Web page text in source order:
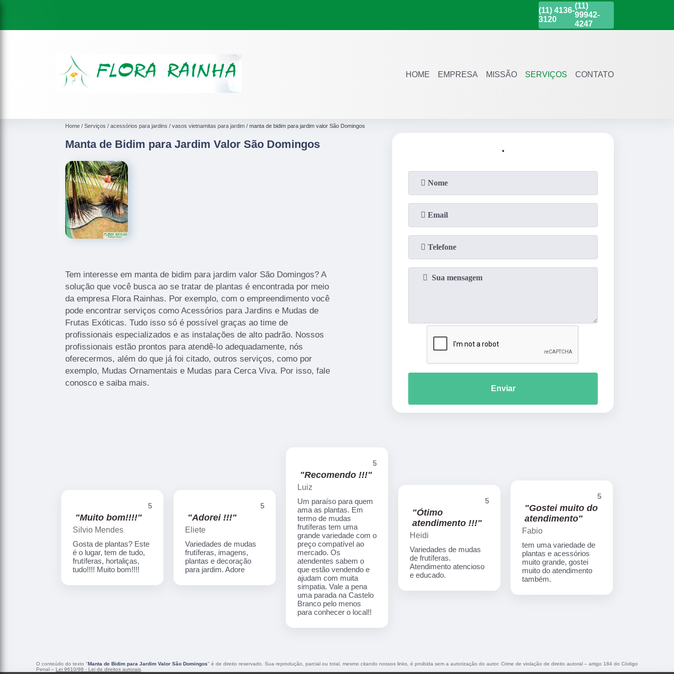
(11) 4136-
3120
(11)
99942-
4247
HOME EMPRESA MISSÃO SERVIÇOS CONTATO
Home Serviços acessórios para jardins vasos vietnamitas para jardim manta de bidim para jardim valor São Domingos
Manta de Bidim para Jardim Valor São Domingos
Tem interesse em manta de bidim para jardim valor São Domingos? A
solução que você busca ao se tratar de plantas é encontrada por meio
da empresa Flora Rainhas. Por exemplo, com o empreendimento você
pode encontrar serviços como Acessórios para Jardins e Mudas de
Frutas Exóticas. Tudo isso só é possível graças ao time de
profissionais especializados e as instalações de alto padrão. Nossos
profissionais estão prontos para atendê-lo adequadamente, nós
oferecermos, além do que já foi citado, outros serviços, como por
exemplo, Mudas Ornamentais e Mudas para Cerca Viva. Por isso, fale
conosco e saiba mais.
.
Enviar
5
"Muito bom!!!!"
Silvio Mendes
Gosta de plantas? Este
é o lugar, tem de tudo,
frutíferas, hortaliças,
tudo!!!! Muito bom!!!!
5
"Adorei !!!"
Eliete
Variedades de mudas
frutíferas, imagens,
plantas e decoração
para jardim. Adore
5
"Recomendo !!!"
Luiz
Um paraíso para quem
ama as plantas. Em
termo de mudas
frutíferas tem uma
grande variedade com o
preço compatível ao
mercado. Os
atendentes sabem o
que estão vendendo e
ajudam com muita
simpatia. Vale a pena
uma parada na Castelo
Branco pelo menos
para conhecer o local!!
5
"Ótimo
atendimento !!!"
Heidi
Variedades de mudas
de frutíferas.
Atendimento atencioso
e educado.
5
"Gostei muito do
atendimento"
Fabio
tem uma variedade de
plantas e acessórios
muito grande, gostei
muito do atendimento
também.
O conteúdo do texto "Manta de Bidim para Jardim Valor São Domingos" é de direito reservado. Sua reprodução, parcial ou total, mesmo citando nossos links, é proibida sem a autorização do autor. Crime de violação de direito autoral – artigo 184 do Código
Penal – Lei 9610/98 - Lei de direitos autorais